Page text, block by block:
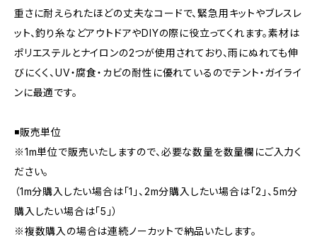
重さに耐えられたほどの丈夫なコードで、緊急用キットやブレスレ
ット、釣り糸などアウトドアやDIYの際に役立ってくれます。素材は
ポリエステルとナイロンの2つが使用されており、雨にぬれても伸
びにくく、UV・腐食・カビの耐性に優れているのでテント・ガイライ
ンに最適です。
◾️販売単位
※1m単位で販売いたしますので、必要な数量を数量欄にご入力く
ださい。
（1m分購入したい場合は「1」、2m分購入したい場合は「2」、5m分
購入したい場合は「5」）
※複数購入の場合は連続ノーカットで納品いたします。